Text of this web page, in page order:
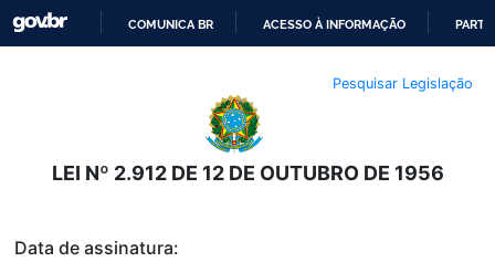
O
CONTEÚDO
COMUNICA BR ACESSO À INFORMAÇÃO
Pesquisar Legislação
LEI Nº 2.912 DE 12 DE OUTUBRO DE 1956
Data de assinatura: